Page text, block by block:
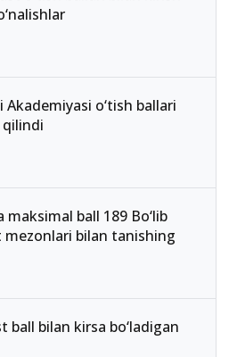
o‘tish ballari bilan kirish
o‘tish ballari
qilindi
ball 189 Bo‘lib
bilan tanishing